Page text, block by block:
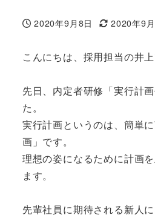
投稿日
2020年9月8日
更新日
2020年9
こんにちは、採用担当の井上
先日、内定者研修「実行計
た。
実行計画というのは、簡単
画」です。
理想の姿になるために計画
ます。
先輩社員に期待される新人